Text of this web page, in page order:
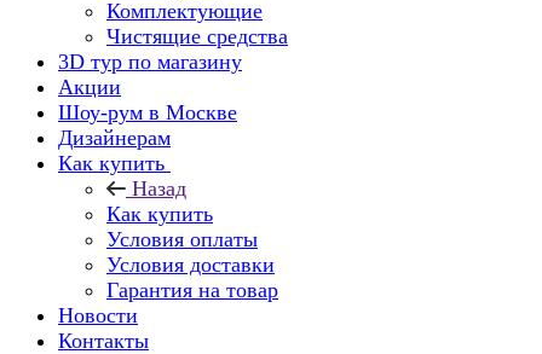
Комплектующие
Чистящие средства
3D тур по магазину
Акции
Шоу-рум в Москве
Дизайнерам
Как купить
Назад
Как купить
Условия оплаты
Условия доставки
Гарантия на товар
Новости
Контакты